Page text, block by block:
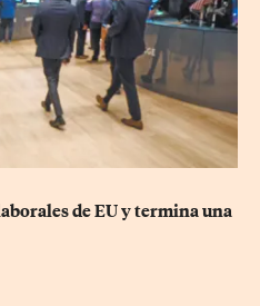
de EU y termina una